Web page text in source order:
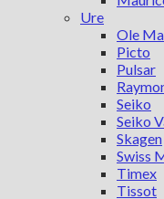
Ure
Ole
Picto
Pulsar
Seiko
Seiko
Skagen
Swiss
Timex
Tissot